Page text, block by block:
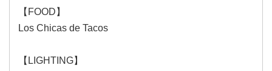
【FOOD】
Los Chicas de Tacos
【LIGHTING】